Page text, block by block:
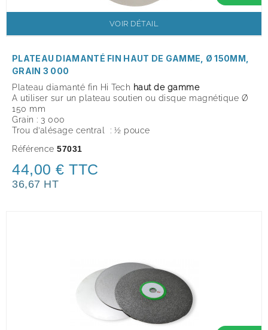
VOIR DÉTAIL
PLATEAU DIAMANTÉ FIN HAUT DE GAMME, Ø 150MM,
GRAIN 3 000
Plateau diamanté fin Hi Tech haut de gamme
A utiliser sur un plateau soutien ou disque magnétique Ø
150 mm
Grain : 3 000
Trou d’alésage central : ½ pouce
Référence 57031
44,00 € TTC
36,67 HT